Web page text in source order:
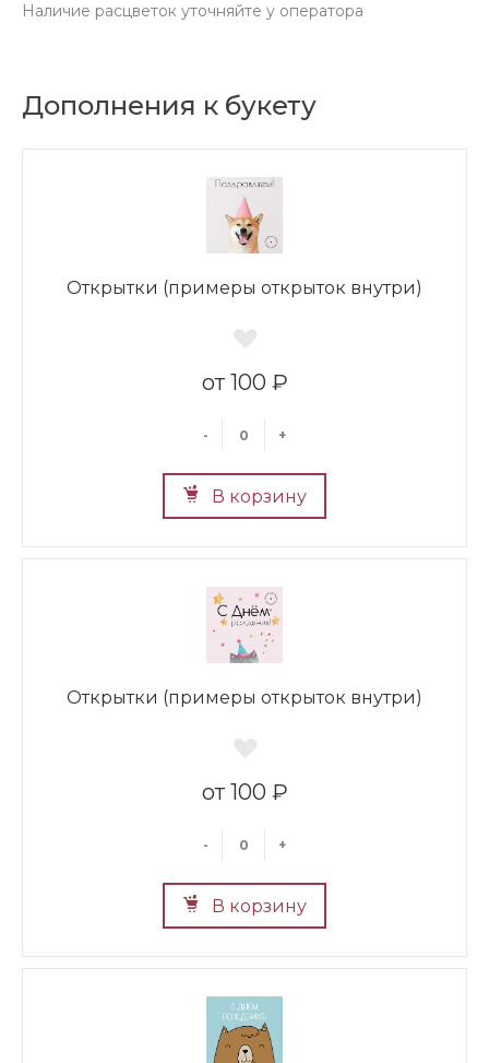
Наличие расцветок уточняйте у оператора
Дополнения к букету
Открытки (примеры открыток внутри)
100 ₽
- +
В корзину
Открытки (примеры открыток внутри)
100 ₽
- +
В корзину